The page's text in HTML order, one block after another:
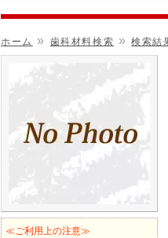
ホーム » 歯科材料検索 »検索結
≪ご利用上の注意≫